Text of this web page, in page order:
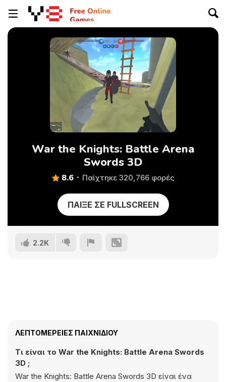
War the Knights: Battle Arena
Swords 3D
8.6 Παίχτηκε 320,766 φορές
ΠΑΊΞΕ ΣΕ FULLSCREEN
2.2K
ΛΕΠΤΟΜΈΡΕΙΕΣ ΠΑΙΧΝΙΔΙΟΎ
Τι είναι το War the Knights: Battle Arena Swords
3D ;
War the Knights: Battle Arena Swords 3D είναι ένα